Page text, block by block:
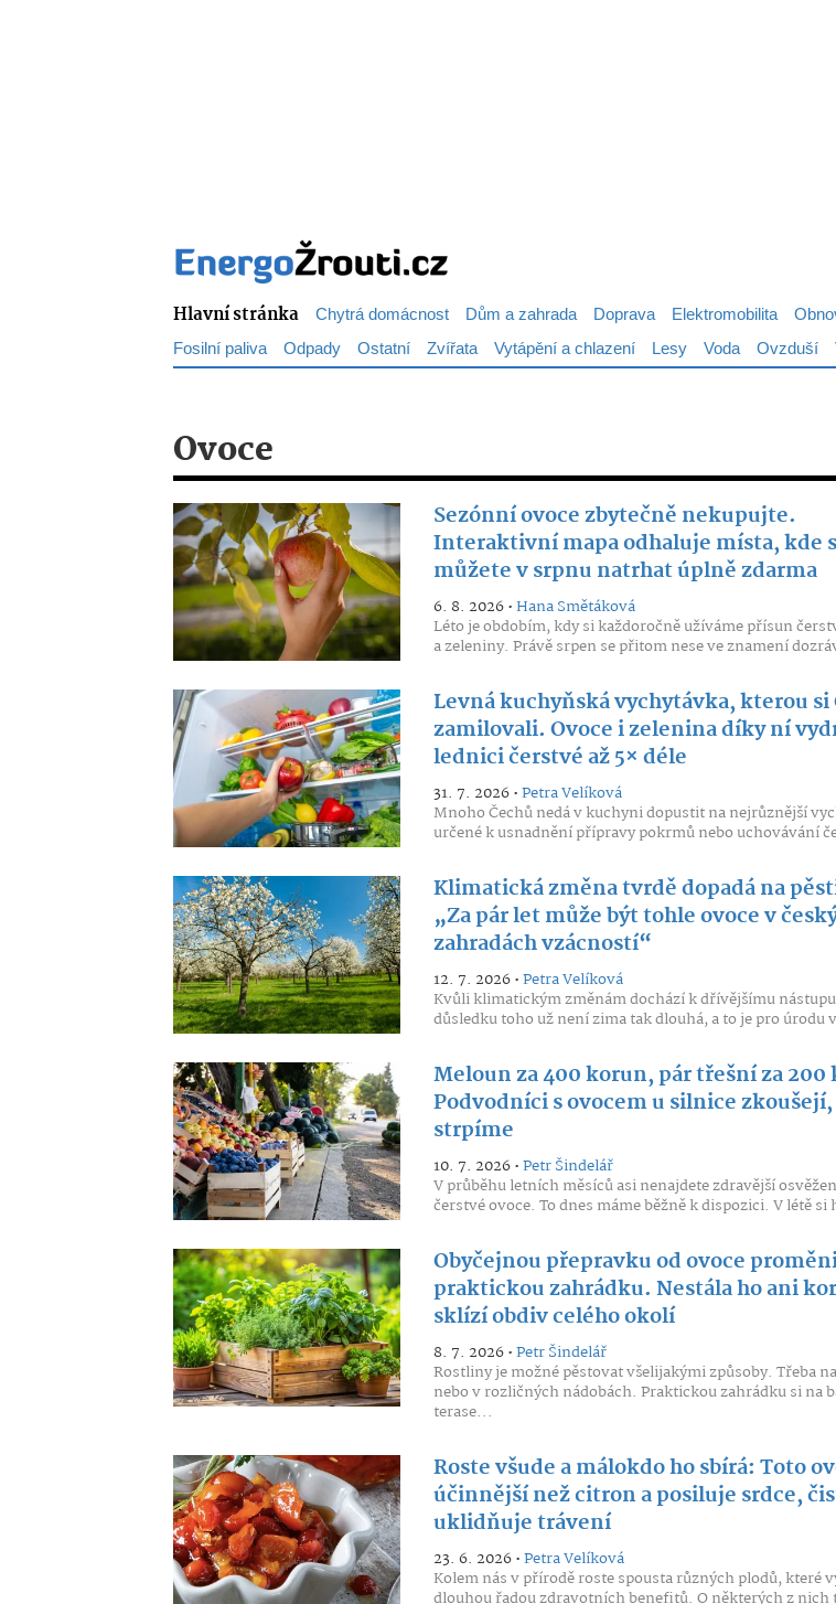
Hlavní stránka Chytrá domácnost Dům a zahrada Doprava Elektromobilita
Fosilní paliva Odpady Ostatní Zvířata Vytápění a chlazení Lesy Voda Ovzduší
Ovoce
Sezónní ovoce zbytečně nekupujte.
Interaktivní mapa odhaluje místa, kde
můžete v srpnu natrhat úplně zdarma
6. 8. 2026 •Hana Smětáková
Léto je obdobím, kdy si každoročně užíváme přísun
a zeleniny. Právě srpen se přitom nese ve znamení
Levná kuchyňská vychytávka, kterou si
zamilovali. Ovoce i zelenina díky ní
lednici čerstvé až 5× déle
31. 7. 2026 •Petra Velíková
Mnoho Čechů nedá v kuchyni dopustit na nejrůznější
určené k usnadnění přípravy pokrmů nebo uchovávání
Klimatická změna tvrdě dopadá na
„Za pár let může být tohle ovoce v
zahradách vzácností“
12. 7. 2026 •Petra Velíková
Kvůli klimatickým změnám dochází k dřívějšímu
důsledku toho už není zima tak dlouhá, a to je pro úrodu
Meloun za 400 korun, pár třešní za 200
Podvodníci s ovocem u silnice
strpíme
10. 7. 2026 •Petr Šindelář
V průběhu letních měsíců asi nenajdete zdravější
čerstvé ovoce. To dnes máme běžně k dispozici. V létě si
Obyčejnou přepravku od ovoce
praktickou zahrádku. Nestála ho ani
sklízí obdiv celého okolí
8. 7. 2026 •Petr Šindelář
Rostliny je možné pěstovat všelijakými způsoby. Třeba
nebo v rozličných nádobách. Praktickou zahrádku si na
terase...
Roste všude a málokdo ho sbírá: Toto
účinnější než citron a posiluje srdce,
uklidňuje trávení
23. 6. 2026 •Petra Velíková
Kolem nás v přírodě roste spousta různých plodů, které
dlouhou řadou zdravotních benefitů. O některých z nich